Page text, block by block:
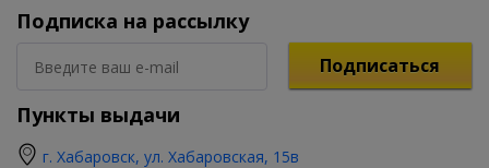
Подписка на рассылку
Подписаться
Пункты выдачи
г. Хабаровск, ул. Хабаровская, 15в